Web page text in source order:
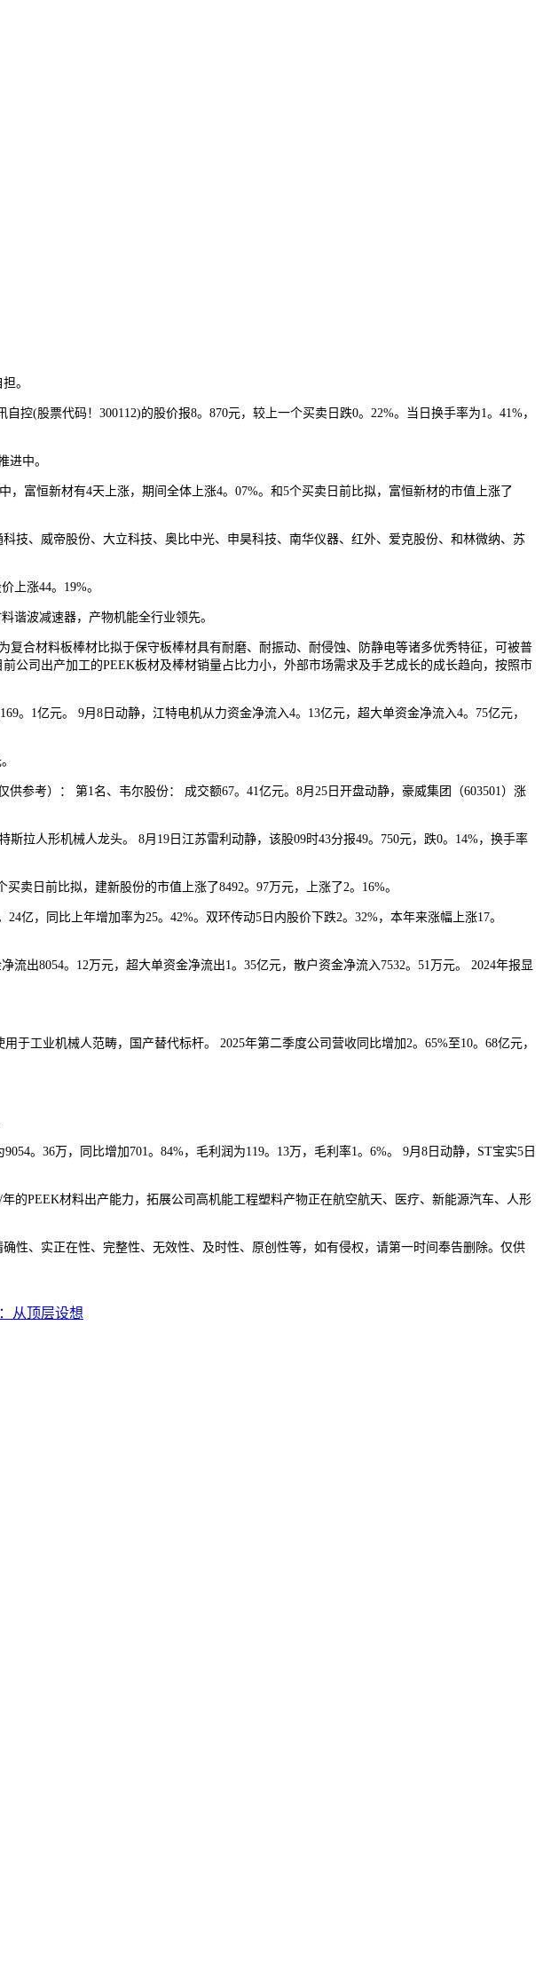
。
(股票代码！300112)的股价报8。870元，较上一个买卖日跌0。22%。当日换手率为1。41%，
进中。
富恒新材有4天上涨，期间全体上涨4。07%。和5个买卖日前比拟，富恒新材的市值上涨了
、威帝股份、大立科技、奥比中光、申昊科技、南华仪器、红外、爱克股份、和林微纳、苏
上涨44。19%。
波减速器，产物机能全行业领先。
合材料板棒材比拟于保守板棒材具有耐磨、耐振动、耐侵蚀、防静电等诸多优秀特征，可被普
公司出产加工的PEEK板材及棒材销量占比力小，外部市场需求及手艺成长的成长趋向，按照市
1亿元。 9月8日动静，江特电机从力资金净流入4。13亿元，超大单资金净流入4。75亿元，
考）： 第1名、韦尔股份： 成交额67。41亿元。8月25日开盘动静，豪威集团（603501）涨
人形机械人龙头。 8月19日江苏雷利动静，该股09时43分报49。750元，跌0。14%，换手率
日前比拟，建新股份的市值上涨了8492。97万元，上涨了2。16%。
，同比上年增加率为25。42%。双环传动5日内股价下跌2。32%，本年来涨幅上涨17。
8054。12万元，超大单资金净流出1。35亿元，散户资金净流入7532。51万元。 2024年报显
业机械人范畴，国产替代标杆。 2025年第二季度公司营收同比增加2。65%至10。68亿元，
。36万，同比增加701。84%，毛利润为119。13万，毛利率1。6%。 9月8日动静，ST宝实5日
PEEK材料出产能力，拓展公司高机能工程塑料产物正在航空航天、医疗、新能源汽车、人形
、实正在性、完整性、无效性、及时性、原创性等，如有侵权，请第一时间奉告删除。仅供
从顶层设想